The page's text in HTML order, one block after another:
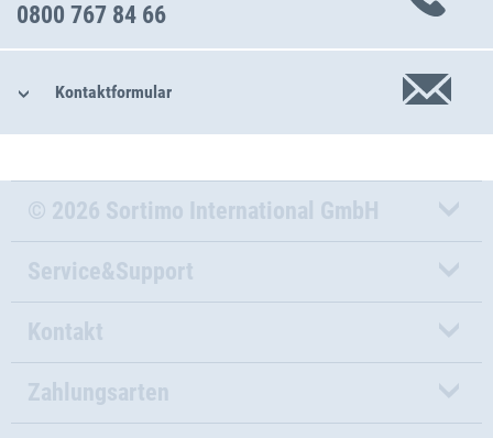
0800 767 84 66
Kontaktformular
© 2026 Sortimo International GmbH
Service&Support
Kontakt
Zahlungsarten